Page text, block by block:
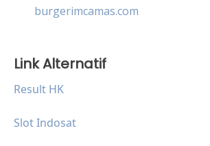
burgerimcamas.com
Link Alternatif
Result HK
Slot Indosat